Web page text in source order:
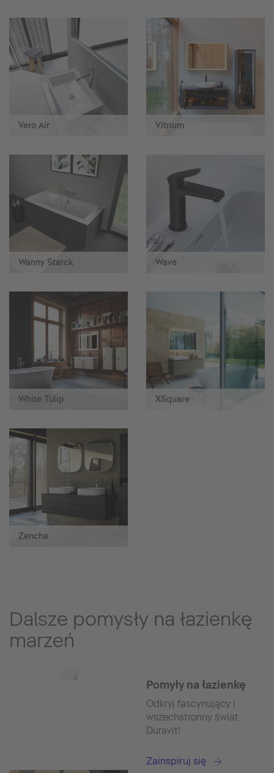
Vero Air Vitrium
Wanny Starck Wave
White Tulip XSquare
Zencha
Dalsze pomysły na łazienkę
marzeń
Pomyły na łazienkę
Odkryj fascynujący i
wszechstronny świat
Duravit!
Zainspiruj się